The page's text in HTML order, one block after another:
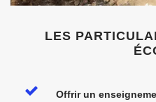
LES
Offrir un